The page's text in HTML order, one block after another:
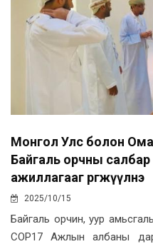
Монгол Улс болон
Байгаль орчны
ажиллагааг өргөжүүлнэ
2025/10/15
Байгаль орчин, уур амьсгалын
COP17 Ажлын албаны